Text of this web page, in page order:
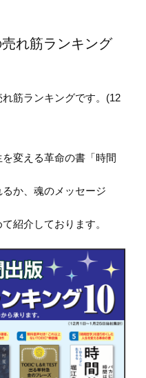
れ筋ランキング
筋ランキングです。(12
を変える革命の書「時間
か、魂のメッセージ
紹介しております。